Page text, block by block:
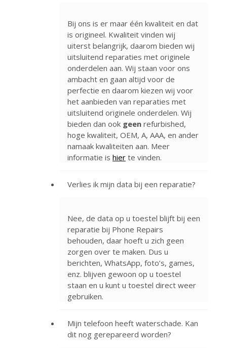
Bij ons is er maar één kwaliteit en dat
is origineel. Kwaliteit vinden wij
uiterst belangrijk, daarom bieden wij
uitsluitend reparaties met originele
onderdelen aan. Wij staan voor ons
ambacht en gaan altijd voor de
perfectie en daarom kiezen wij voor
het aanbieden van reparaties met
uitsluitend originele onderdelen. Wij
bieden dan ook geen refurbished,
hoge kwaliteit, OEM, A, AAA, en ander
namaak kwaliteiten aan. Meer
informatie is hier te vinden.
Verlies ik mijn data bij een reparatie?
Nee, de data op u toestel blijft bij een
reparatie bij Phone Repairs
behouden, daar hoeft u zich geen
zorgen over te maken. Dus u
berichten, WhatsApp, foto’s, games,
enz. blijven gewoon op u toestel
staan en u kunt u toestel direct weer
gebruiken.
Mijn telefoon heeft waterschade. Kan
dit nog gerepareerd worden?